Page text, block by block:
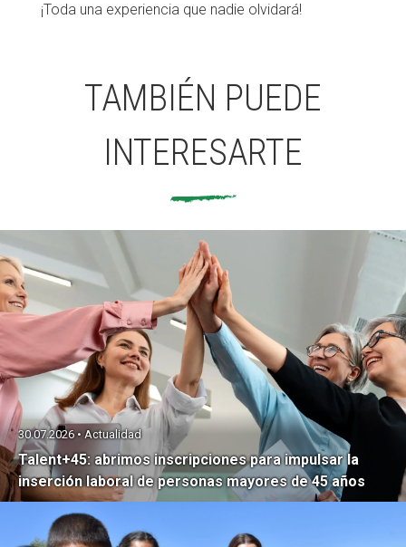
¡Toda una experiencia que nadie olvidará!
TAMBIÉN PUEDE
INTERESARTE
Talent+45: abrimos inscripciones para impulsar la
inserción laboral de personas mayores de 45 años
30.07.2026 • Actualidad